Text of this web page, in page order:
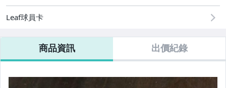
Leaf球員卡
商品資訊 出價紀錄